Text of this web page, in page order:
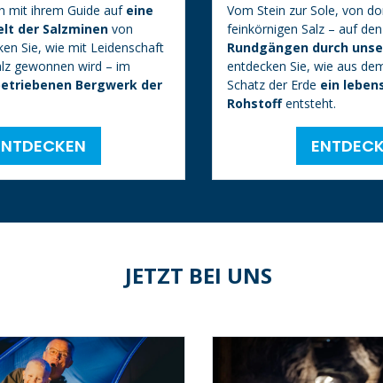
mit ihrem Guide auf eine
der Salzminen von
Sie, wie mit Leidenschaft
gewonnen wird – im
Bergwerk der
Vom Stein zur Sole, von
feinkörnigen Salz – auf den
Rundgängen durch
entdecken Sie, wie aus
Schatz der Erde ein
Rohstoffentsteht.
JETZT BEI UNS